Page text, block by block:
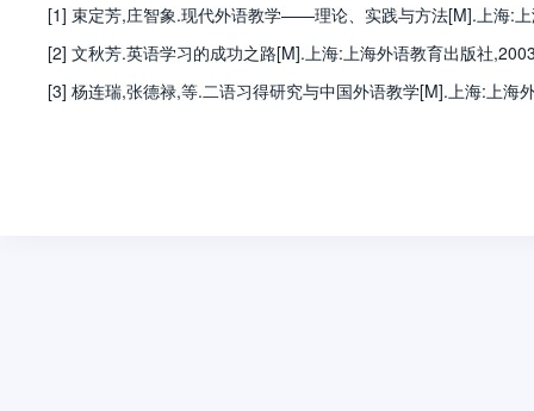
[1] 束定芳,庄智象.现代外语教学——理论、实践与方法[M].上海:
[2] 文秋芳.英语学习的成功之路[M].上海:上海外语教育出版社
[3] 杨连瑞,张德禄,等.二语习得研究与中国外语教学[M].上海:上海